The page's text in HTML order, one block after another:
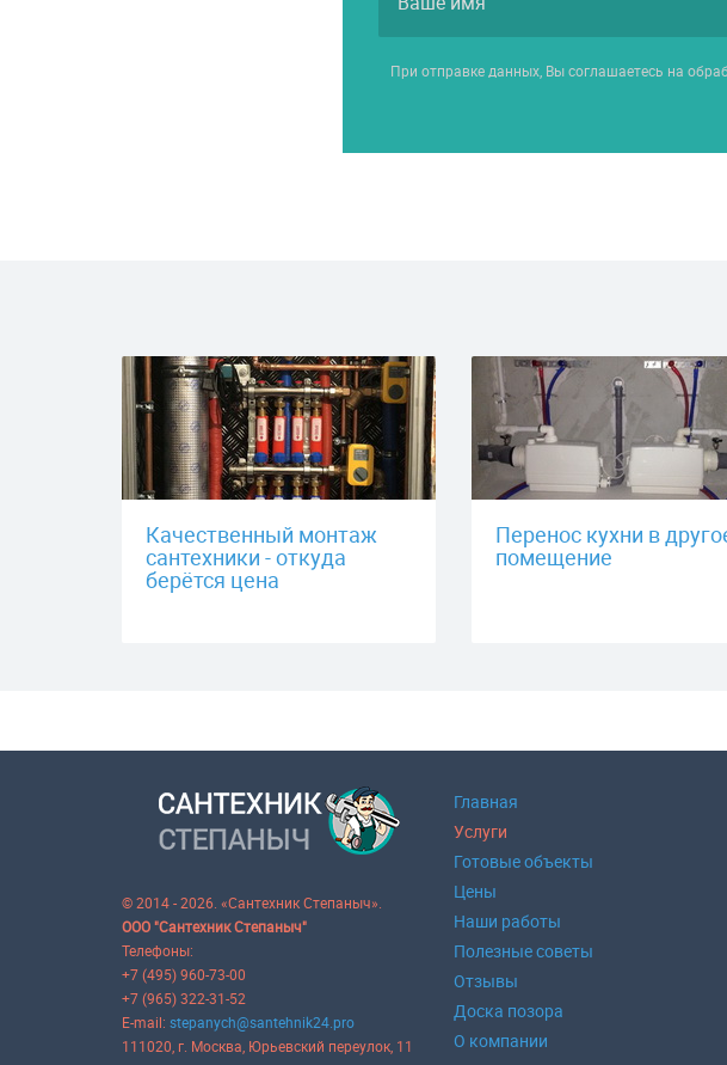
При отправке данных, Вы соглашаетесь на
Качественный монтаж
сантехники - откуда
берётся цена
Перенос кухни в
помещение
© 2014 - 2026. «Сантехник Степаныч».
ООО "Сантехник Степаныч"
Телефоны:
+7 (495) 960-73-00
+7 (965) 322-31-52
E-mail: stepanych@santehnik24.pro
111020 , г. Москва Юрьевский переулок, 11
Главная
Услуги
Готовые объекты
Цены
Наши работы
Полезные советы
Отзывы
Доска позора
О компании